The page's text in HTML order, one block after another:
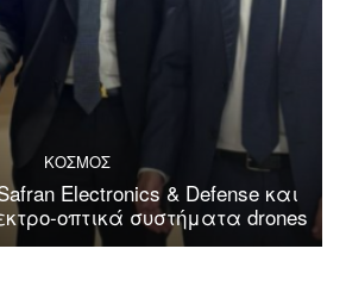
ΚΟΣΜΟΣ
Electronics & Defense και
οπτικά συστήματα drones